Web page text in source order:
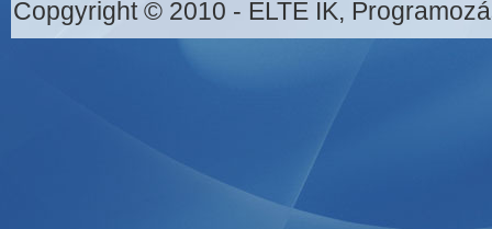
Copgyright © 2010 - ELTE IK,